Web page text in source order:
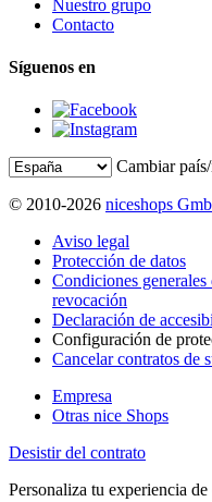
Nuestro grupo
Contacto
Síguenos en
Cambiar
© 2010-2026 niceshops
Aviso legal
Protección de datos
Condiciones
revocación
Declaración de
Configuración de
Cancelar contratos de
Empresa
Otras nice Shops
Desistir del contrato
Personaliza tu experiencia de